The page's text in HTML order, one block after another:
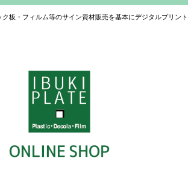
ク板・フィルム等のサイン資材販売を基本にデジタルプリン